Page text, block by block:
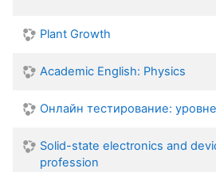
Plant Growth
Academic English: Physics
Онлайн тестирование:
Solid-state electronics and
profession